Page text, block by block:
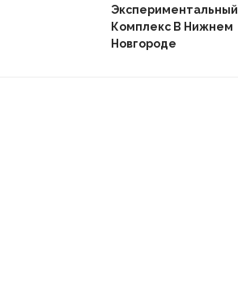
Экспериментальный
Комплекс В Нижнем
Новгороде